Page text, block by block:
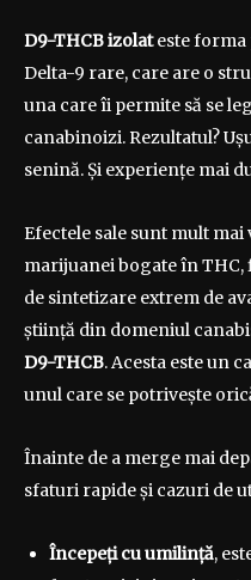
D9-THCB izolateste forma
Delta-9 rare, care are o
una care îi permite să se
canabinoizi. Rezultatul?
senină. Și experiențe mai
Efectele sale sunt mult mai
marijuanei bogate în
de sintetizare extrem de
știință din domeniul
D9-THCB. Acesta este un
unul care se potrivește
Înainte de a merge mai
sfaturi rapide și cazuri de
Începeți cu umilință,